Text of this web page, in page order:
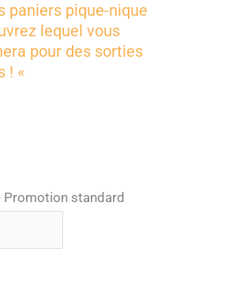
paniers pique-nique
lequel vous
pour des sorties
! «